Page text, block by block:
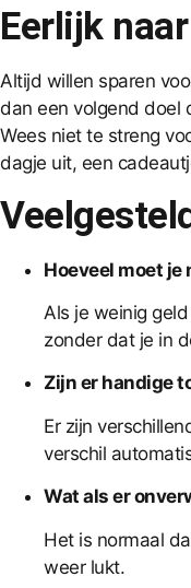
Eerlijk
Altijd willen sparen
dan een volgend doel
Wees niet te streng
dagje uit, een
Hoeveel moet
Als je weinig
zonder dat je in
Zijn er handige
Er zijn
verschil
Wat als er
Het is normaal
weer lukt.